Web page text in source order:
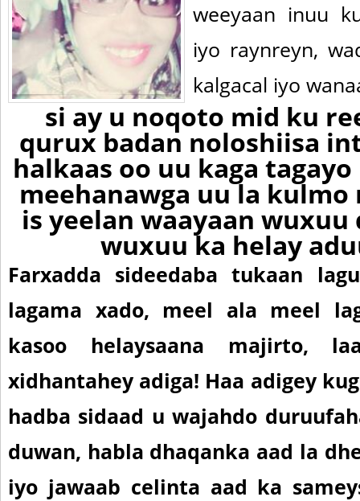
weeyaan inuu
iyo raynreyn,
kalgacal iyo
si ay u noqoto mid ku
qurux badan noloshiisa
halkaas oo uu kaga
meehanawga uu la
is yeelan waayaan wuxuu
wuxuu ka helay
Farxadda sideedaba tukaan
lagama xado, meel ala meel
kasoo helaysaana majirto,
xidhantahey adiga! Haa adigey
hadba sidaad u wajahdo
duwan, habla dhaqanka aad la
iyo jawaab celinta aad ka